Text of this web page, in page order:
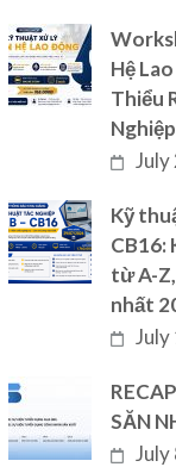
Hệ
Thiểu
Nghiệp
Kỹ
CB16:
từ A-
nhất
SĂN
July